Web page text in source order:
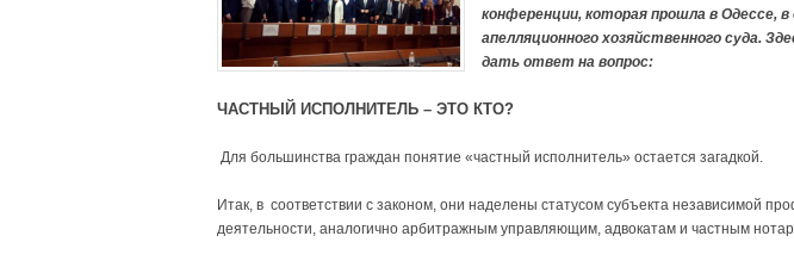
конференции, которая прошла в Одессе,
апелляционного хозяйственного суда.
дать ответ на вопрос:
ЧАСТНЫЙ ИСПОЛНИТЕЛЬ – ЭТО КТО?
Для большинства граждан понятие «частный исполнитель» остается загадкой.
Итак, в соответствии с законом, они наделены статусом субъекта независимой
деятельности, аналогично арбитражным управляющим, адвокатам и частным